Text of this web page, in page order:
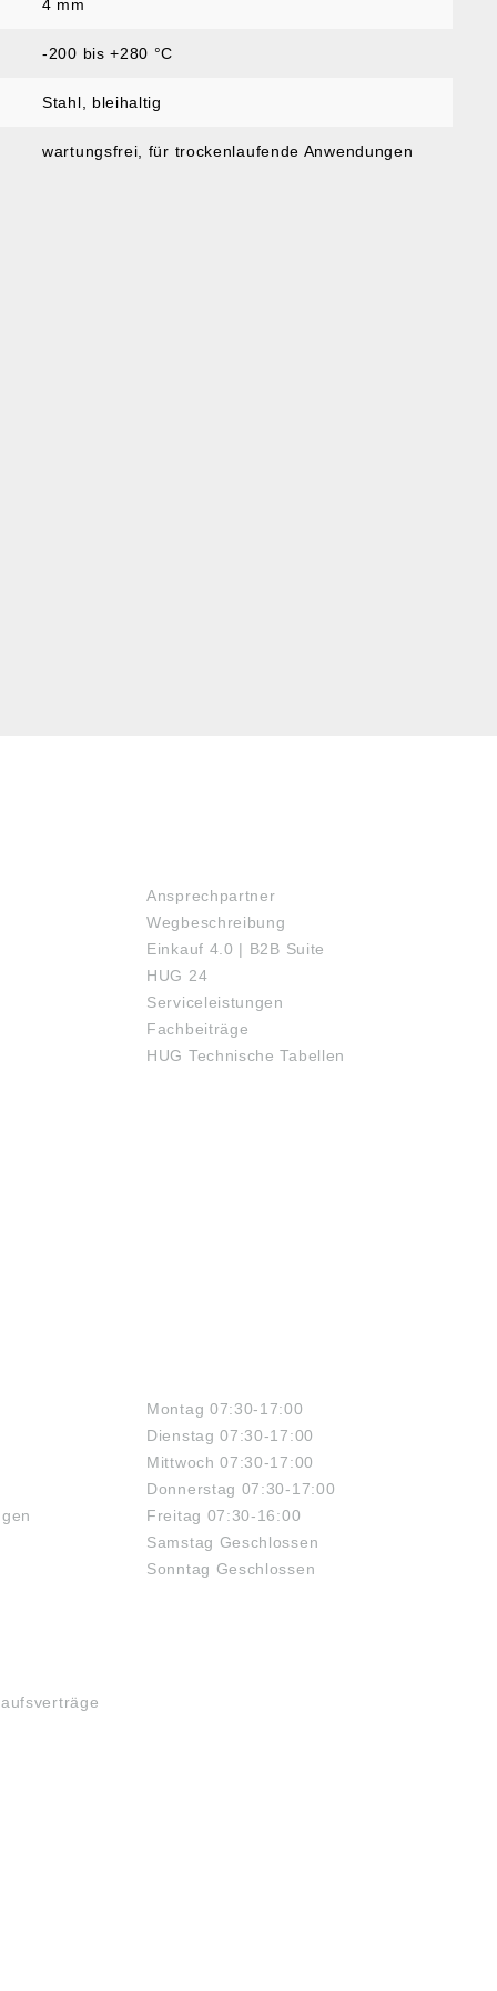
4 mm
-200 bis +280 °C
Stahl, bleihaltig
wartungsfrei, für trockenlaufende Anwendungen
Ansprechpartner
Wegbeschreibung
Einkauf 4.0 | B2B Suite
HUG 24
Serviceleistungen
Fachbeiträge
HUG Technische Tabellen
Montag 07:30-17:00
Dienstag 07:30-17:00
Mittwoch 07:30-17:00
Donnerstag 07:30-17:00
Freitag 07:30-16:00
Samstag Geschlossen
Sonntag Geschlossen